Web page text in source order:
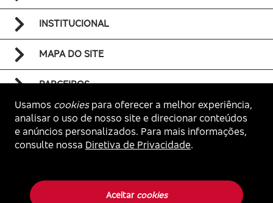
INSTITUCIONAL
MAPA DO SITE
PARCEIROS
Voltar ao topo
Usamos cookiespara oferecer a melhor experiência,
analisar o uso de nosso site e direcionar conteúdos
e anúncios personalizados. Para mais informações,
consulte nossa Diretiva de Privacidade.
Aceitar cookies